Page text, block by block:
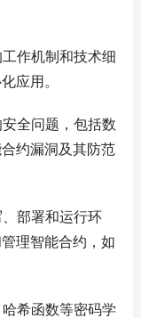
作机制和技术细
应用。
全问题，包括数
约漏洞及其防范
部署和运行环
理智能合约，如
希函数等密码学